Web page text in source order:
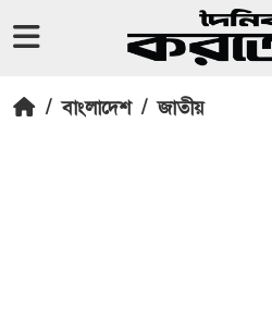
/ বাংলাদেশ / জাতীয়